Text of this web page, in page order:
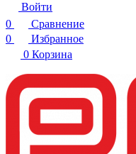
Войти
0
Сравнение
0
Избранное
0 Корзина